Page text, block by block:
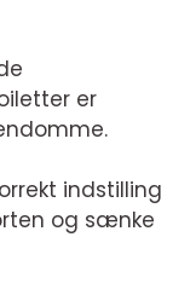
er
indstilling
og sænke